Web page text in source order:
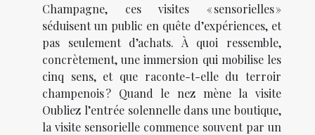
Champagne, ces visites « sensorielles »
séduisent un public en quête d’expériences, et
pas seulement d’achats. À quoi ressemble,
concrètement, une immersion qui mobilise les
cinq sens, et que raconte-t-elle du terroir
champenois ? Quand le nez mène la visite
Oubliez l’entrée solennelle dans une boutique,
la visite sensorielle commence souvent par un